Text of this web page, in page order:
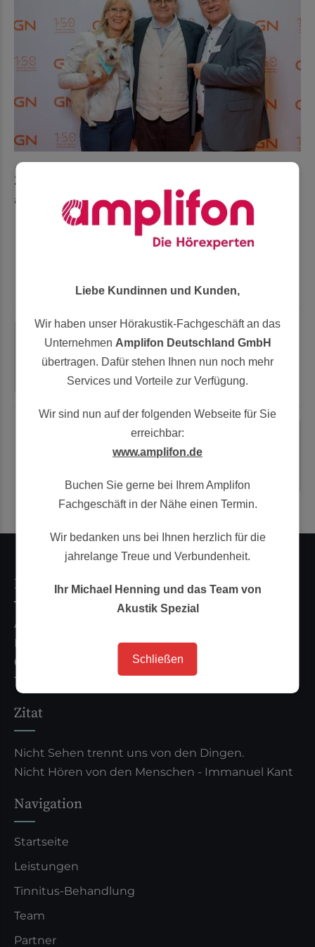
Zusammentreffen mit Markus Majowski – bekannt
aus TV und Rundfunk.
PREVIOUS
Beitrag in der Neue Apotheken Illustrierte
Filiale Frankfurt
Akustik Spezial
Kaiserstraße 7 (5.OG)
60311 Frankfurt am Main
Tel. 069 13385080
Zitat
Nicht Sehen trennt uns von den Dingen.
Nicht Hören von den Menschen - Immanuel Kant
Navigation
Startseite
Leistungen
Tinnitus-Behandlung
Team
Partner
Liebe Kundinnen und Kunden,
Wir haben unser Hörakustik-Fachgeschäft an das
Unternehmen Amplifon Deutschland GmbH
übertragen. Dafür stehen Ihnen nun noch mehr
Services und Vorteile zur Verfügung.
Wir sind nun auf der folgenden Webseite für Sie
erreichbar:
www.amplifon.de
Buchen Sie gerne bei Ihrem Amplifon
Fachgeschäft in der Nähe einen Termin.
Wir bedanken uns bei Ihnen herzlich für die
jahrelange Treue und Verbundenheit.
Ihr Michael Henning und das Team von
Akustik Spezial
Schließen